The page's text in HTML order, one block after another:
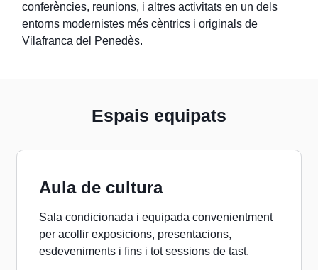
conferències, reunions, i altres activitats en un dels
entorns modernistes més cèntrics i originals de
Vilafranca del Penedès.
Espais equipats
Aula de cultura
Sala condicionada i equipada convenientment
per acollir exposicions, presentacions,
esdeveniments i fins i tot sessions de tast.